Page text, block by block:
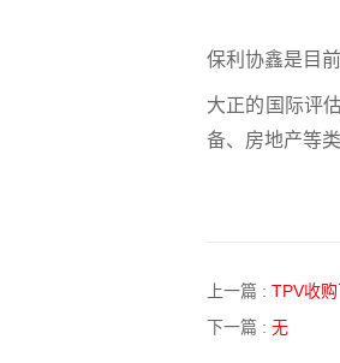
保利协鑫是目
大正的国际评
备、房地产等
上一篇 : TPV收
下一篇 : 无